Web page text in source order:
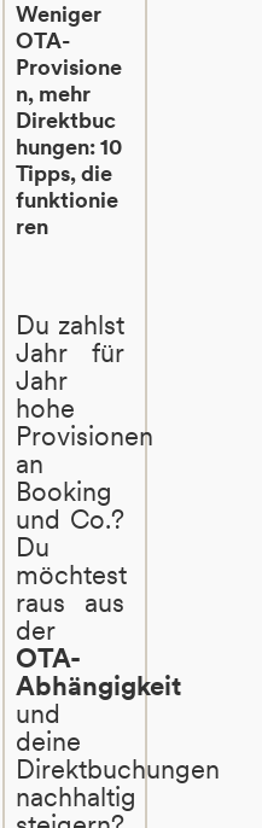
Weniger
OTA-
Provisione
n, mehr
Direktbuc
hungen: 10
Tipps, die
funktionie
ren
Du zahlst
Jahr für
Jahr
hohe
Provisionen
an
Booking
und Co.?
Du
möchtest
raus aus
der
OTA-
Abhängigkeit
und
deine
Direktbuchungen
nachhaltig